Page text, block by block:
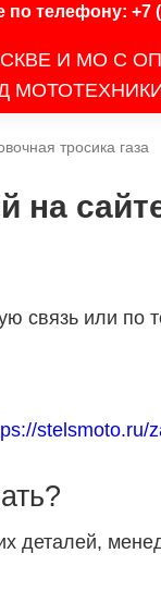
телефону: +7
И МО С
тросика газа
на
связь или
stelsmoto.ru/
деталей,